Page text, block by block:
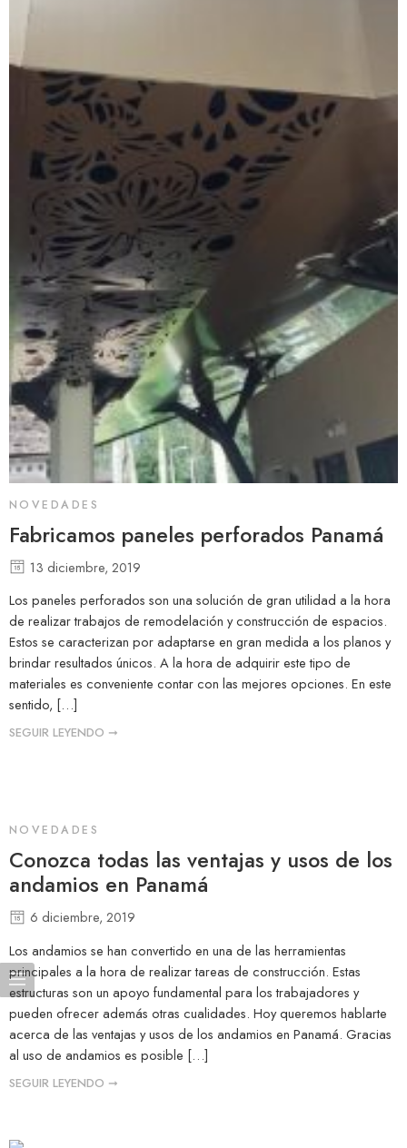
NOVEDADES
Fabricamos paneles perforados Panamá
13 diciembre, 2019
Los paneles perforados son una solución de gran utilidad a la hora
de realizar trabajos de remodelación y construcción de espacios.
Estos se caracterizan por adaptarse en gran medida a los planos y
brindar resultados únicos. A la hora de adquirir este tipo de
materiales es conveniente contar con las mejores opciones. En este
sentido, […]
SEGUIR LEYENDO ➞
NOVEDADES
Conozca todas las ventajas y usos de los
andamios en Panamá
6 diciembre, 2019
Los andamios se han convertido en una de las herramientas
principales a la hora de realizar tareas de construcción. Estas
estructuras son un apoyo fundamental para los trabajadores y
pueden ofrecer además otras cualidades. Hoy queremos hablarte
acerca de las ventajas y usos de los andamios en Panamá. Gracias
al uso de andamios es posible […]
SEGUIR LEYENDO ➞